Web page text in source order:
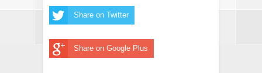
Share on Twitter
Share on Google Plus